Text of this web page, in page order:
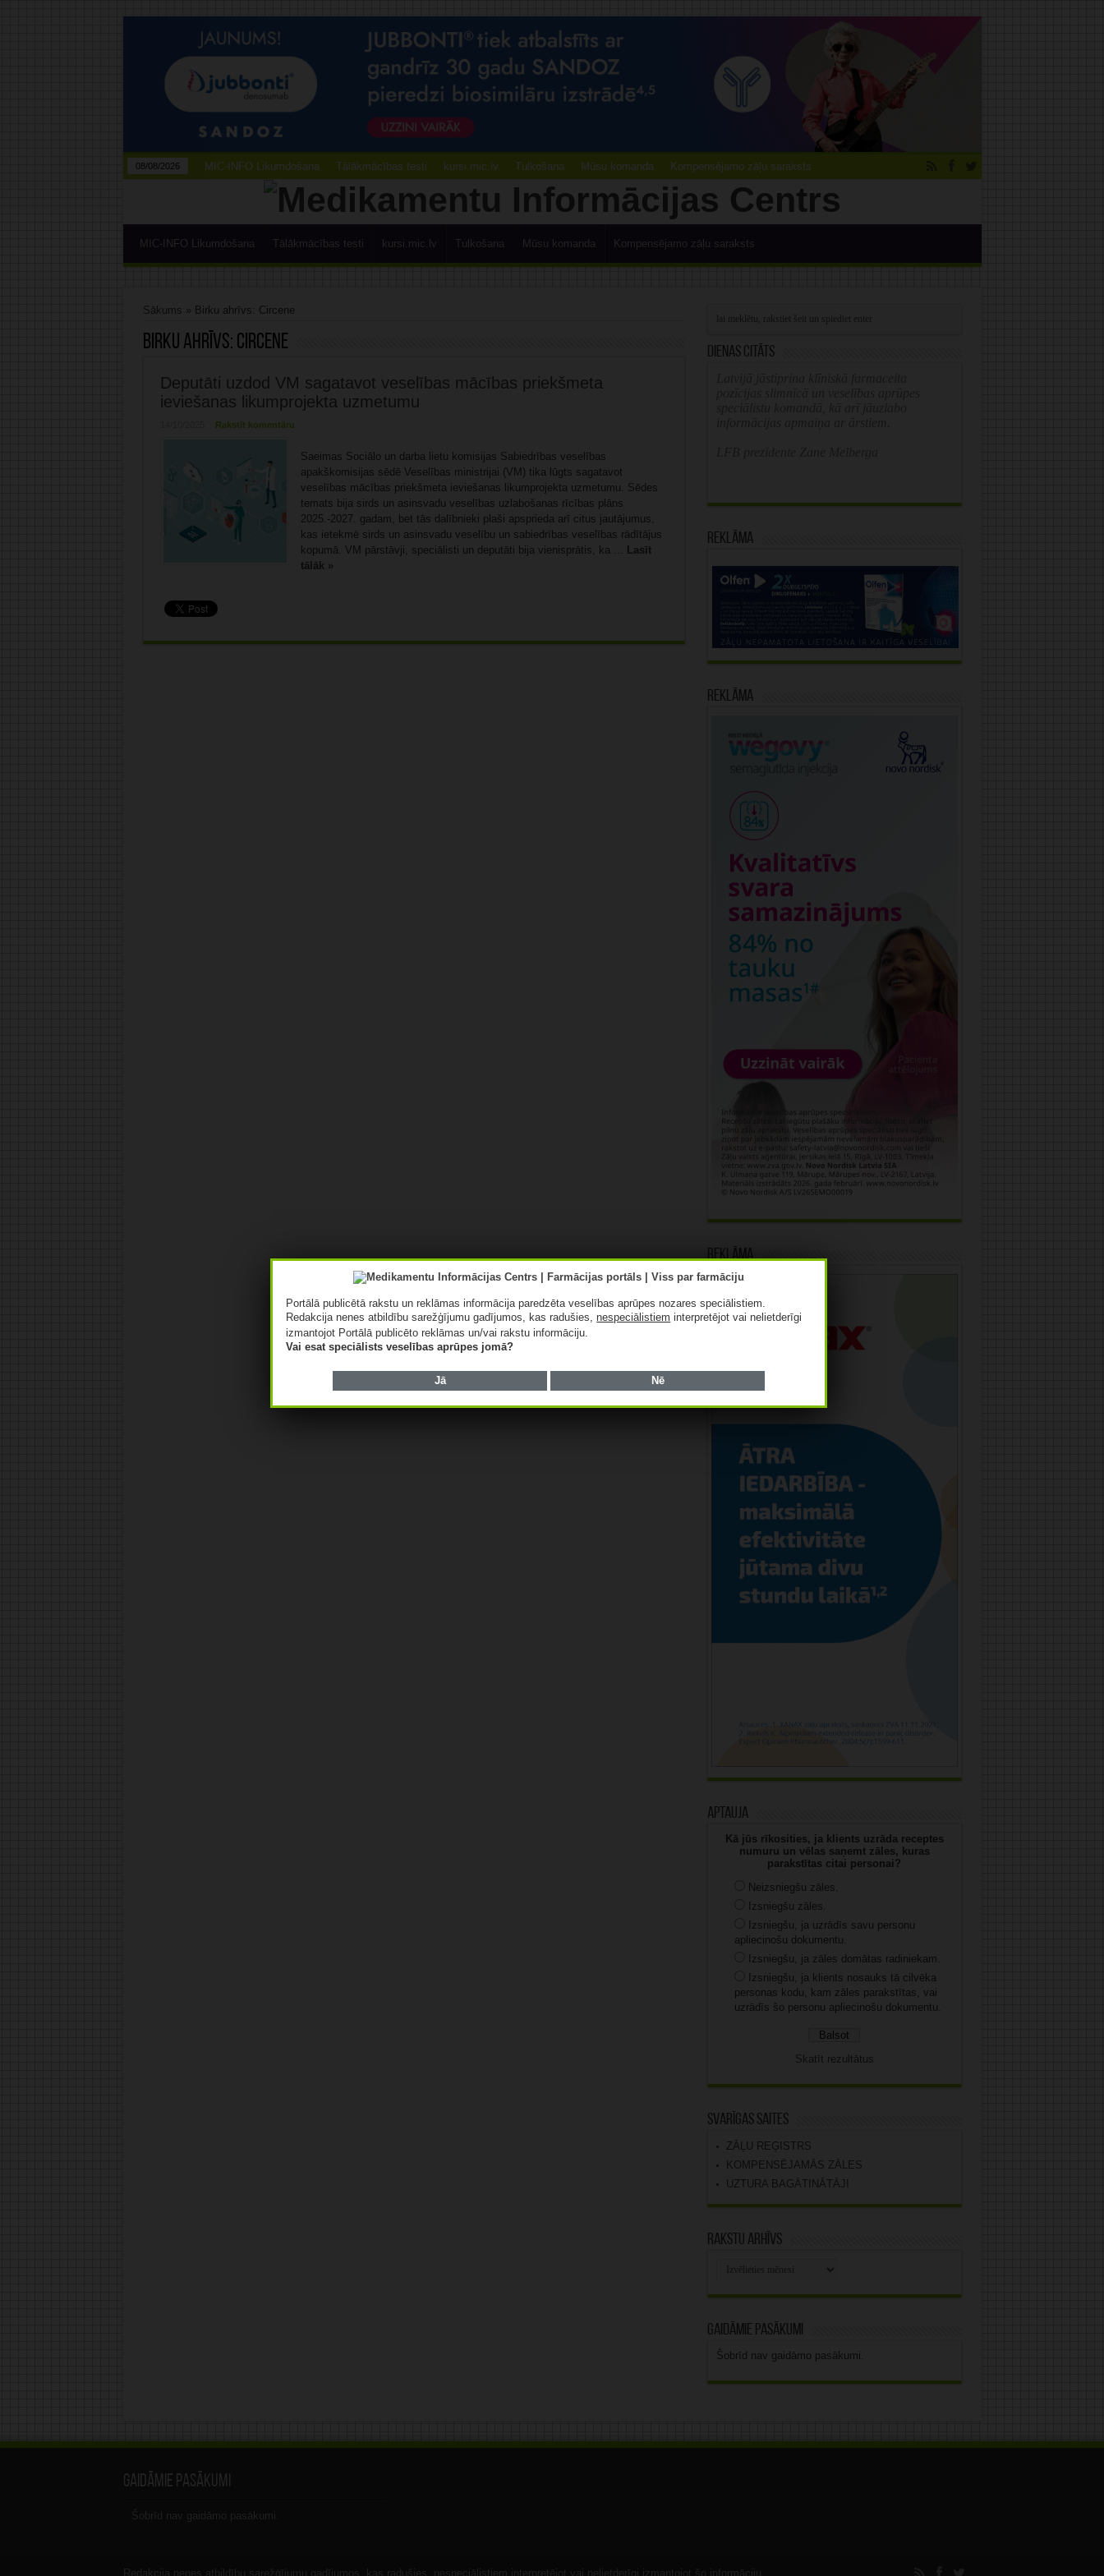
08/08/2026 MIC-INFO Likumdošana Tālākmācības testi kursi.mic.lv Tulkošana Mūsu komanda Kompensējamo zāļu saraksts
MIC-INFO Likumdošana Tālākmācības testi kursi.mic.lv Tulkošana Mūsu komanda Kompensējamo zāļu saraksts
Sākums » Birku ahrīvs: Circene
Birku ahrīvs: Circene
Deputāti uzdod VM sagatavot veselības mācības priekšmeta
ieviešanas likumprojekta uzmetumu
Rakstīt komentāru
Saeimas Sociālo un darba lietu komisijas Sabiedrības veselības
apakškomisijas sēdē Veselības ministrijai (VM) tika lūgts sagatavot
veselības mācības priekšmeta ieviešanas likumprojekta uzmetumu. Sēdes
temats bija sirds un asinsvadu veselības uzlabošanas rīcības plāns
2025.-2027. gadam, bet tās dalībnieki plaši apsprieda arī citus jautājumus,
kas ietekmē sirds un asinsvadu veselību un sabiedrības veselības rādītājus
kopumā. VM pārstāvji, speciālisti un deputāti bija vienisprātis, ka ... Lasīt
tālāk »
Dienas citāts
Reklāma
Reklāma
Reklāma
Aptauja
Kā jūs rīkosities, ja klients uzrāda receptes
numuru un vēlas saņemt zāles, kuras
parakstītas citai personai?
Neizsniegšu zāles.
Izsniegšu zāles.
Izsniegšu, ja uzrādīs savu personu
apliecinošu dokumentu.
Izsniegšu, ja zāles domātas radiniekam.
Izsniegšu, ja klients nosauks tā cilvēka
personas kodu, kam zāles parakstītas, vai
uzrādīs šo personu apliecinošu dokumentu.
Skatīt rezultātus
Svarīgas saites
ZĀĻU REĢISTRS
KOMPENSĒJAMĀS ZĀLES
UZTURA BAGĀTINĀTĀJI
Rakstu arhīvs
Gaidāmie pasākumi
Šobrīd nav gaidāmo pasākumi.
Gaidāmie pasākumi
Šobrīd nav gaidāmo pasākumi.
Redakcija nenes atbildību sarežģījumu gadījumos, kas radušies, nespeciālistiem interpretējot vai nelietderīgi izmantojot šo informāciju.
Portālā publicētā rakstu un reklāmas informācija paredzēta veselības aprūpes nozares speciālistiem.
Redakcija nenes atbildību sarežģījumu gadījumos, kas radušies,nespeciālistiem interpretējot vai nelietderīgi
izmantojot Portālā publicēto reklāmas un/vai rakstu informāciju.
Vai esat speciālists veselības aprūpes jomā?
Jā Nē